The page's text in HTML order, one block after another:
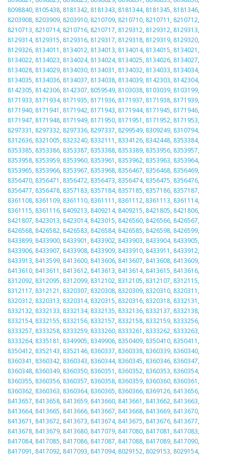
8098840, 8105438, 8181342, 8181343, 8181344, 8181345, 8181346,
8203908, 8203909, 8203910, 8210709, 8210710, 8210711 , 8210712,
8210713, 8210714, 8210716, 8210717, 8129312, 8129312, 8129313,
8129314, 8129315, 8129316, 8129317, 8129318, 8129319, 8129320,
8129326, 8134011 , 8134012, 8134013, 8134014, 8134015, 8134021 ,
8134022, 8134023, 8134024, 8134024, 8134025, 8134026, 8134027,
8134028, 8134029, 8134030, 8134031 , 8134032, 8134033, 8134034,
8134035, 8134036, 8134037, 8134038, 8134039, 8142303, 8142304,
8142305, 8142306, 8142307, 8059549, 8103038, 8103039, 8103199,
8171933, 8171934, 8171935, 8171936, 8171937, 8171938, 8171939,
8171940, 8171941 , 8171942, 8171943, 8171944, 8171945, 8171946,
8171947, 8171948, 8171949, 8171950, 8171951 , 8171952, 8171953,
8297331 , 8297332, 8297336, 8297337, 8299549, 8309249, 8310794,
8312636, 8321005, 8323240, 8332111 , 8334126, 8342448, 8353384,
8353385, 8353386, 8353387, 8353388, 8353389, 8353956, 8353957,
8353958, 8353959, 8353960, 8353961 , 8353962, 8353963, 8353964,
8353965, 8353966, 8353967, 8353968, 8356467, 8356468, 8356469,
8356470, 8356471 , 8356472, 8356473, 8356474, 8356475, 8356476,
8356477, 8356478, 8357183, 8357184, 8357185, 8357186, 8357187,
8361108, 8361109, 8361110, 8361111 , 8361112, 8361113, 8361114,
8361115, 8361116, 8409213, 8409214, 8409215, 8421805, 8421806,
8421807, 8423013, 8423014, 8423015, 8426560, 8426566, 8426567,
8426568, 8426582, 8426583, 8426584, 8426585, 8426598, 8426599,
8433899, 8433900, 8433901 , 8433902, 8433903, 8433904, 8433905,
8433906, 8433907, 8433908, 8433909, 8433910, 8433911 , 8433912,
8433913, 8413599, 8413600, 8413606, 8413607, 8413608, 8413609,
8413610, 8413611 , 8413612, 8413613, 8413614, 8413615, 8413616,
8312092, 8312095, 8312099, 8312102, 8312105, 8312107, 8312115,
8312117, 8312121 , 8320307, 8320308, 8320309, 8320310, 8320311 ,
8320312, 8320313, 8320314, 8320315, 8320316, 8320318, 8332131 ,
8332132, 8332133, 8332134, 8332135, 8332136, 8332137, 8332138,
8332154, 8332155, 8332156, 8332157, 8332158, 8332159, 8333256,
8333257, 8333258, 8333259, 8333260, 8333261 , 8333262, 8333263,
8333264, 8335181 , 8349905, 8349906, 8350409, 8350410, 8350411 ,
8350412, 8352143, 8352146, 8360337, 8360338, 8360339, 8360340,
8360341 , 8360342, 8360343, 8360344, 8360345, 8360346, 8360347,
8360348, 8360349, 8360350, 8360351 , 8360352, 8360353, 8360354,
8360355, 8360356, 8360357, 8360358, 8360359, 8360360, 8360361 ,
8360362, 8360363, 8360364, 8360365, 8360366, 8369126, 8413656,
8413657, 8413658, 8413659, 8413660, 8413661 , 8413662, 8413663,
8413664, 8413665, 8413666, 8413667, 8413668, 8413669, 8413670,
8413671 , 8413672, 8413673, 8413674, 8413675, 8413676, 8413677,
8413678, 8413679, 8413680, 8417079, 8417080, 8417081 , 8417083,
8417084, 8417085, 8417086, 8417087, 8417088, 8417089, 8417090,
8417091 , 8417092, 8417093, 8417094, 8029152, 8029153, 8029154,